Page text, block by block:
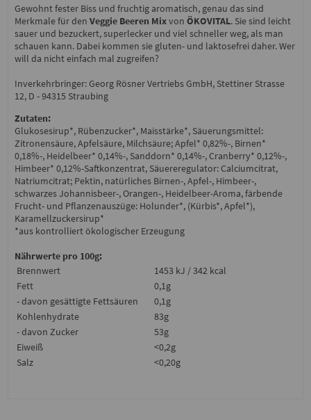
Gewohnt fester Biss und fruchtig aromatisch, genau das sind
Merkmale für den Veggie Beeren Mixvon ÖKOVITAL. Sie sind leicht
sauer und bezuckert, superlecker und viel schneller weg, als man
schauen kann. Dabei kommen sie gluten- und laktosefrei daher. Wer
will da nicht einfach mal zugreifen?
Inverkehrbringer: Georg Rösner Vertriebs GmbH, Stettiner Strasse
12, D - 94315 Straubing
Zutaten:
Glukosesirup*, Rübenzucker*, Maisstärke*, Säuerungsmittel:
Zitronensäure, Apfelsäure, Milchsäure; Apfel* 0,82%-, Birnen*
0,18%-, Heidelbeer* 0,14%-, Sanddorn* 0,14%-, Cranberry* 0,12%-,
Himbeer* 0,12%-Saftkonzentrat, Säuereregulator: Calciumcitrat,
Natriumcitrat; Pektin, natürliches Birnen-, Apfel-, Himbeer-,
schwarzes Johannisbeer-, Orangen-, Heidelbeer-Aroma, färbende
Frucht- und Pflanzenauszüge: Holunder*, (Kürbis*, Apfel*),
Karamellzuckersirup*
*aus kontrolliert ökologischer Erzeugung
Nährwerte pro 100g:
Brennwert
1453 kJ / 342 kcal
Fett
0,1g
- davon gesättigte Fettsäuren
0,1g
Kohlenhydrate
83g
- davon Zucker
53g
Eiweiß
<0,2g
Salz
<0,20g